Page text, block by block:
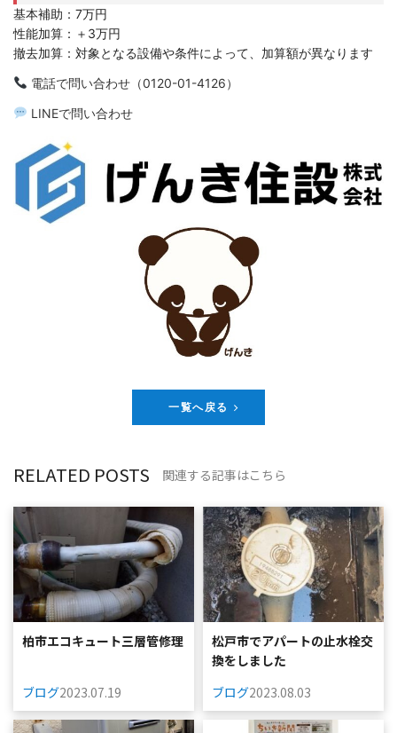
基本補助：7万円
性能加算：＋3万円
撤去加算：対象となる設備や条件によって、加算額が異なります
電話で問い合わせ（0120-01-4126）
LINEで問い合わせ
一覧へ戻る
RELATED POSTS 関連する記事はこちら
柏市エコキュート三層管修理
ブログ2023.07.19
松戸市でアパートの止水栓交
換をしました
ブログ2023.08.03